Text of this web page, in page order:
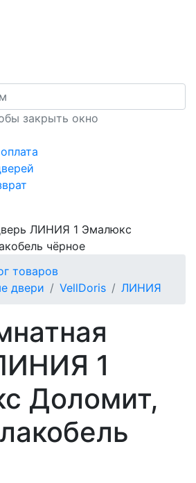
закрыть окно
товаров
двери
VellDoris ЛИНИЯ
1
Доломит,